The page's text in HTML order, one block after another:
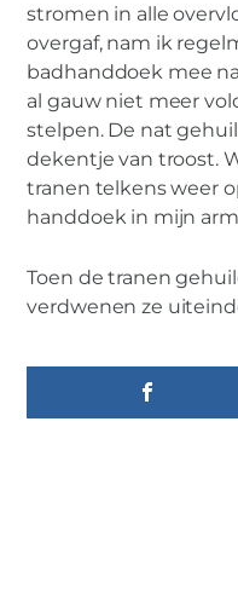
stromen in alle
overgaf, nam ik
badhanddoek mee
al gauw niet meer
stelpen. De nat
dekentje van troost.
tranen telkens weer
handdoek in mijn
Toen de tranen
verdwenen ze